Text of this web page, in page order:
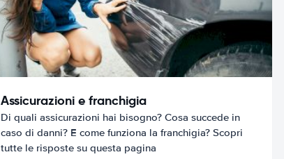
Assicurazioni e franchigia
Di quali assicurazioni hai bisogno? Cosa succede in
caso di danni? E come funziona la franchigia? Scopri
tutte le risposte su questa pagina